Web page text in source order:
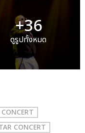
+36
ดูรูปทั้งหมด
CONCERT